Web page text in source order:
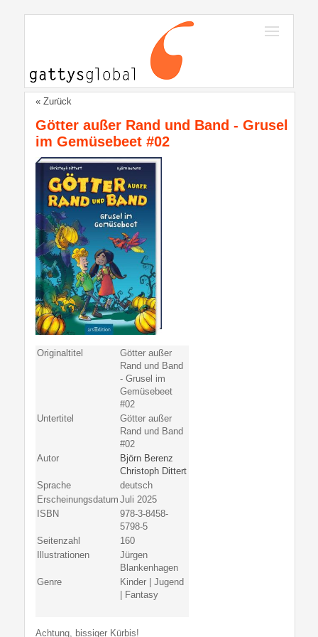
« Zurück
Götter außer Rand und Band - Grusel
im Gemüsebeet #02
Originaltitel
Götter außer
Rand und Band
- Grusel im
Gemüsebeet
#02
Untertitel
Götter außer
Rand und Band
#02
Autor
Björn Berenz
Christoph Dittert
Sprache
deutsch
Erscheinungsdatum Juli 2025
ISBN
978-3-8458-
5798-5
Seitenzahl
160
Illustrationen
Jürgen
Blankenhagen
Genre
Kinder | Jugend
| Fantasy
Achtung, bissiger Kürbis!